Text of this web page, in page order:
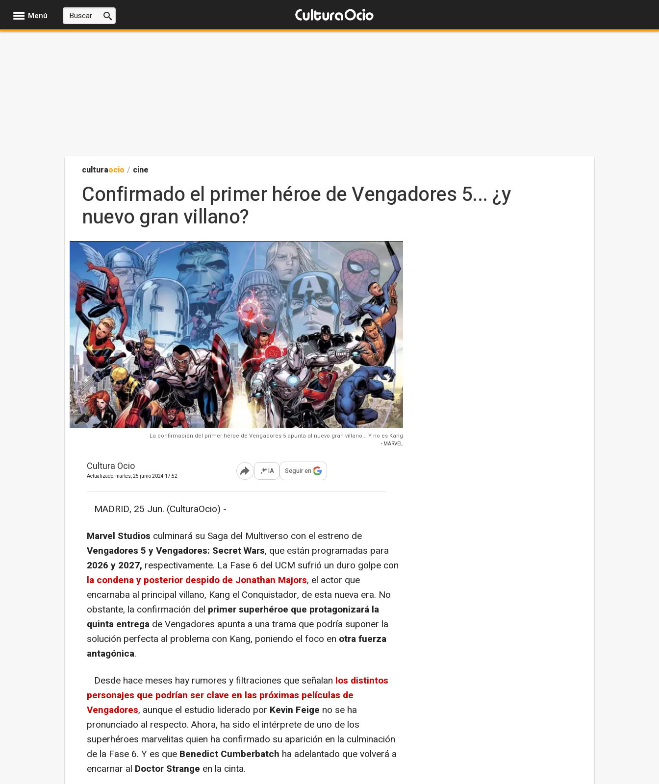
Menú
culturaocio / cine
Confirmado el primer héroe de Vengadores 5... ¿y
nuevo gran villano?
La confirmación del primer héroe de Vengadores 5 apunta al nuevo gran villano... Y no es Kang
- MARVEL
Cultura Ocio
Actualizado: martes, 25 junio 2024 17:52 Abrir opciones para compartir
IA Seguir en
MADRID, 25 Jun. (CulturaOcio) -
Marvel Studios culminará su Saga del Multiverso con el estreno de
Vengadores 5 y Vengadores: Secret Wars, que están programadas para
2026 y 2027, respectivamente. La Fase 6 del UCM sufrió un duro golpe con
la condena y posterior despido de Jonathan Majors, el actor que
encarnaba al principal villano, Kang el Conquistador, de esta nueva era. No
obstante, la confirmación del primer superhéroe que protagonizará la
quinta entrega de Vengadores apunta a una trama que podría suponer la
solución perfecta al problema con Kang, poniendo el foco en otra fuerza
antagónica.
Desde hace meses hay rumores y filtraciones que señalan los distintos
personajes que podrían ser clave en las próximas películas de
Vengadores, aunque el estudio liderado por Kevin Feige no se ha
pronunciado al respecto. Ahora, ha sido el intérprete de uno de los
superhéroes marvelitas quien ha confirmado su aparición en la culminación
de la Fase 6. Y es que Benedict Cumberbatch ha adelantado que volverá a
encarnar al Doctor Strange en la cinta.